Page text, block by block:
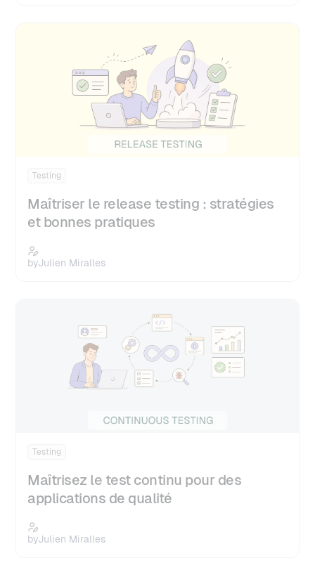
Testing
Maîtriser le release testing : stratégies
et bonnes pratiques
byJulien Miralles
Testing
Maîtrisez le test continu pour des
applications de qualité
byJulien Miralles